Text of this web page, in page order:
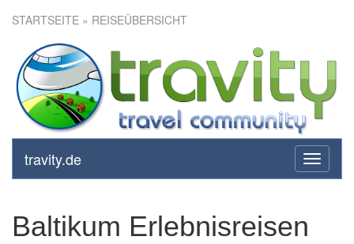
STARTSEITE » REISEÜBERSICHT
toggle
travity.de
Baltikum Erlebnisreisen